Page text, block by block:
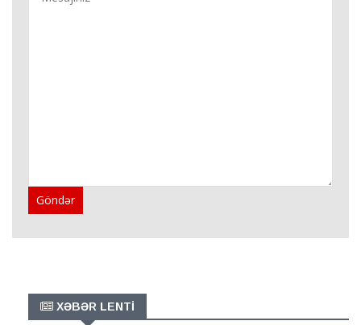
Göndər
XƏBƏR LENTİ